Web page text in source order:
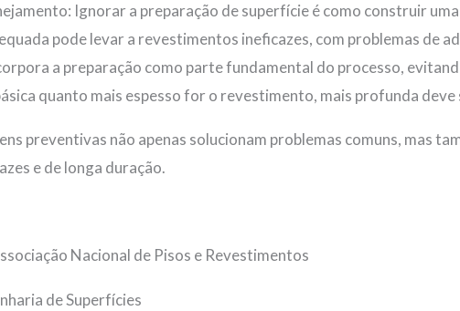
Ignorar a preparação de superfície é como construir
pode levar a revestimentos ineficazes, com problemas de
a preparação como parte fundamental do processo,
quanto mais espesso for o revestimento, mais profunda deve
preventivas não apenas solucionam problemas comuns, mas
e de longa duração.
Nacional de Pisos e Revestimentos
de Superfícies